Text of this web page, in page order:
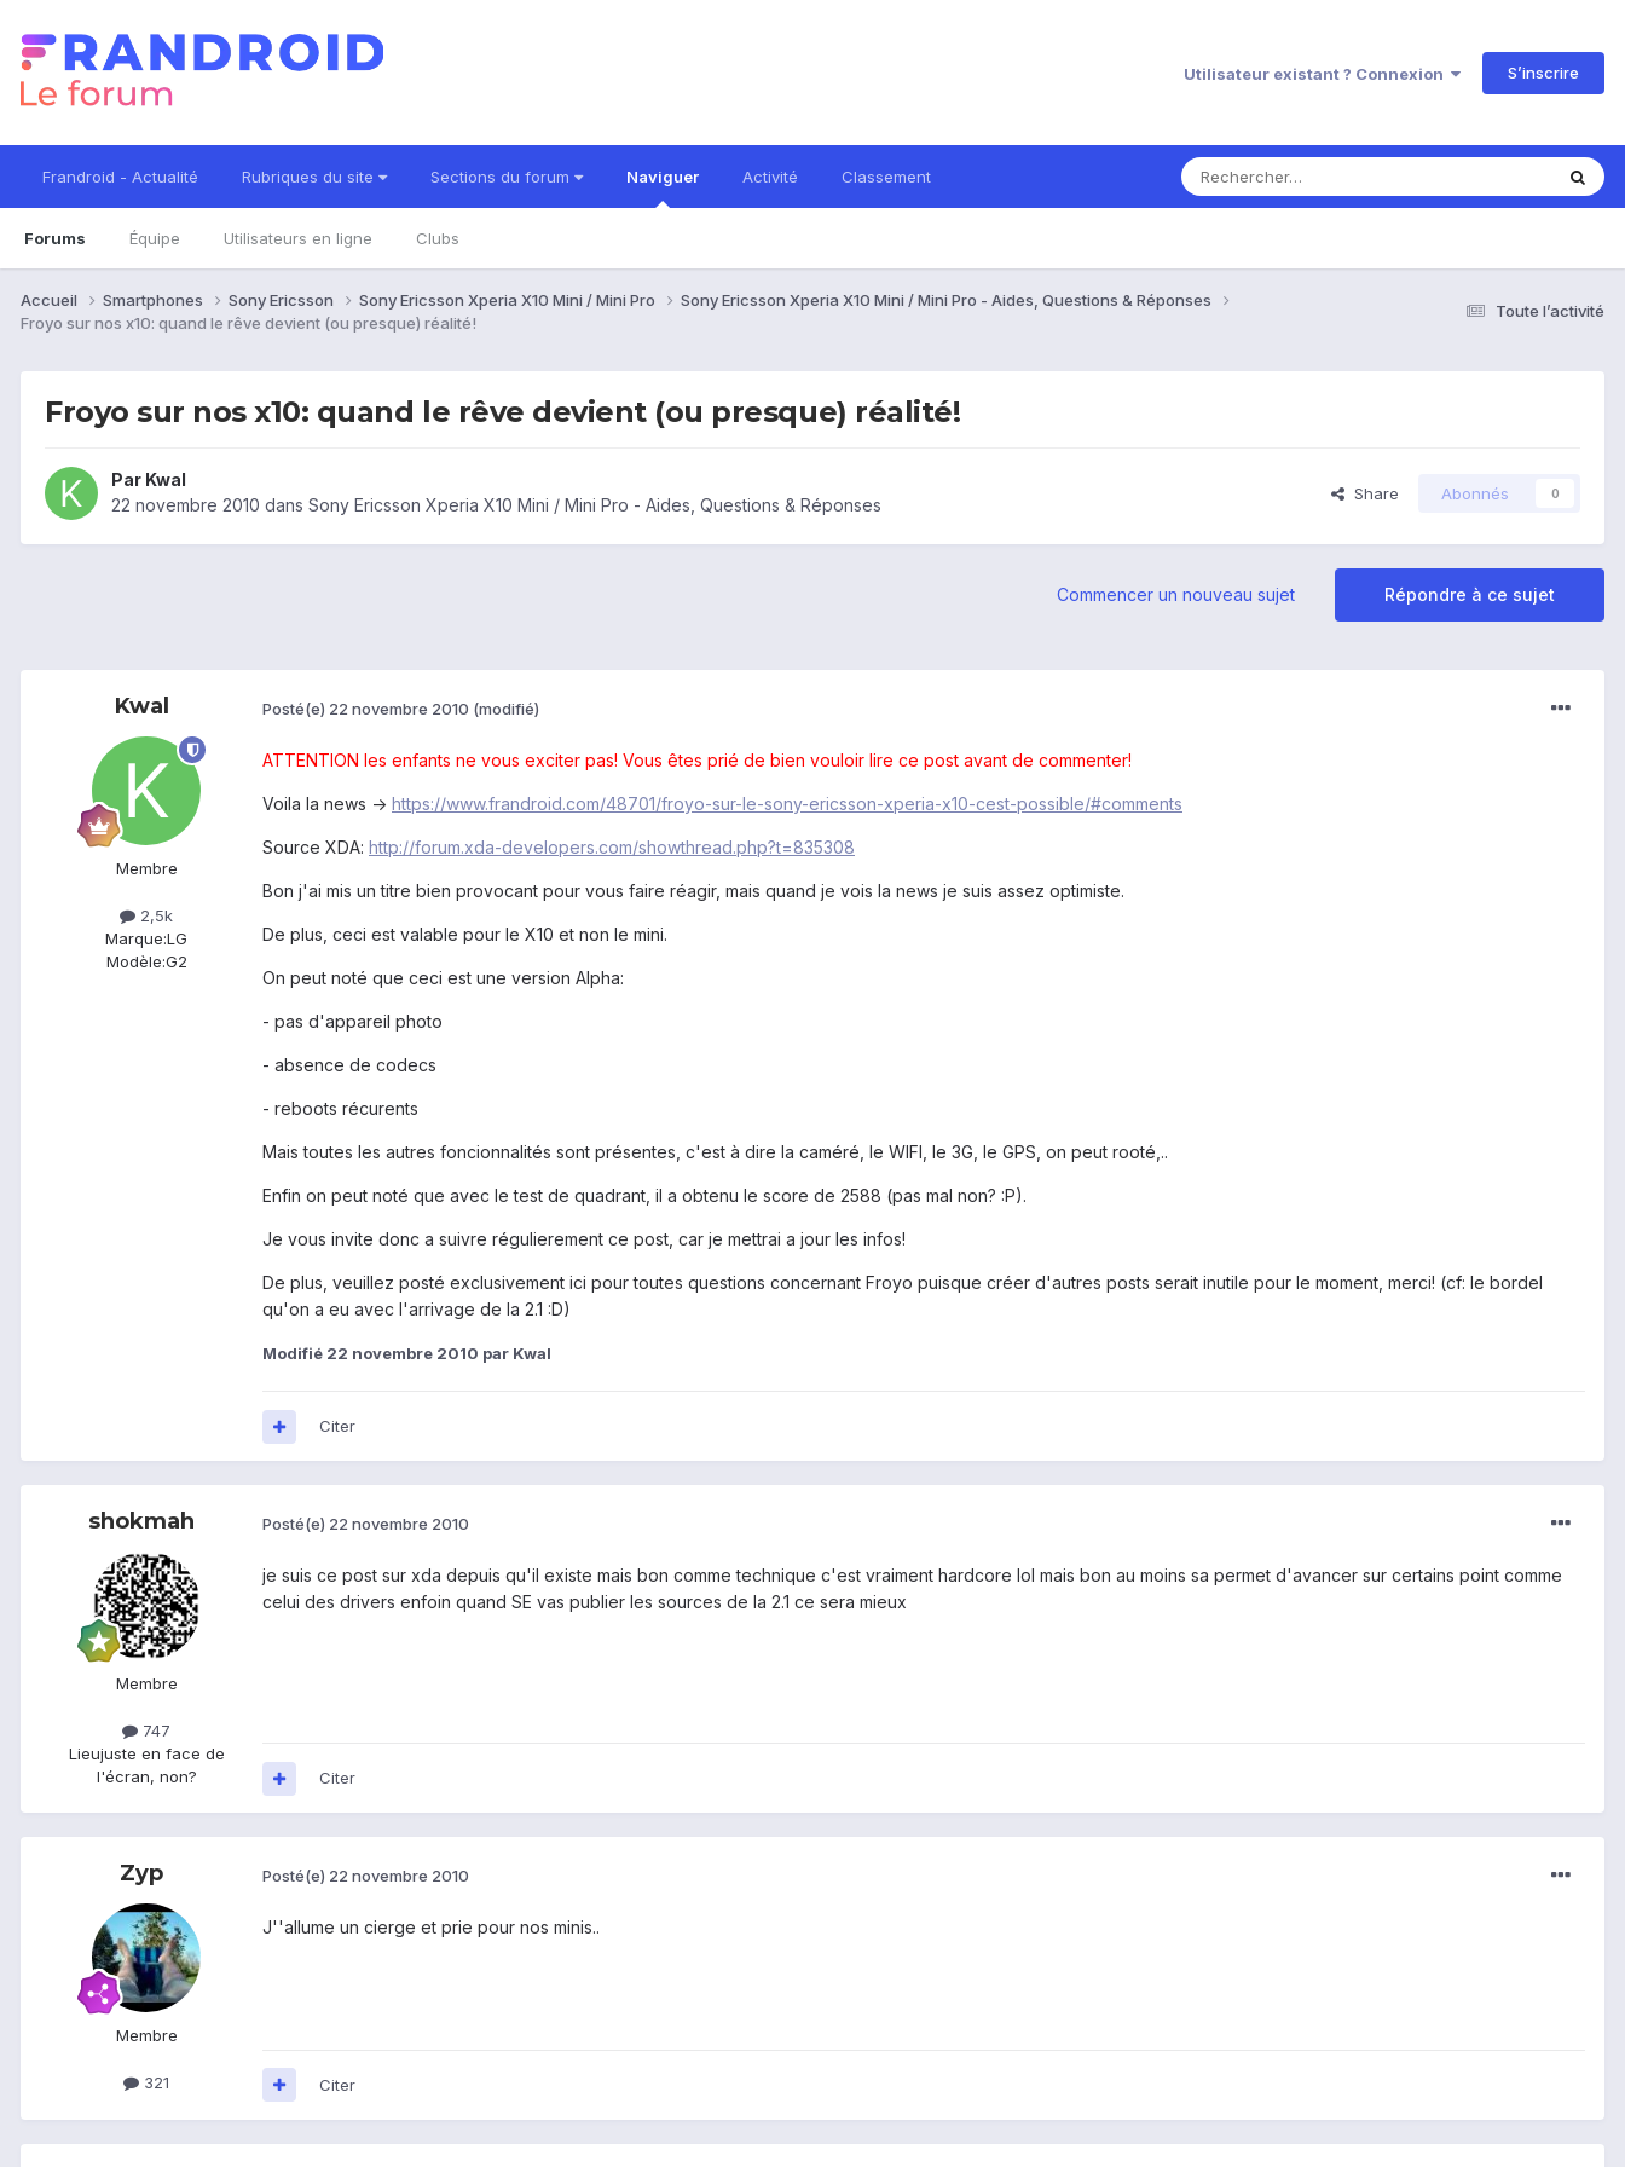
Utilisateur existant ? Connexion S’inscrire
Frandroid - Actualité Rubriques du site Sections du forum Naviguer
Forums Équipe Utilisateurs en ligne Clubs
Activité Classement
Toute l’activité
Accueil Smartphones Sony Ericsson Sony Ericsson Xperia X10 Mini / Mini Pro
Sony Ericsson Xperia X10 Mini / Mini Pro - Aides, Questions & Réponses
Froyo sur nos x10: quand le rêve devient (ou presque) réalité!
Froyo sur nos x10: quand le rêve devient (ou presque) réalité!
Par Kwal
22 novembre 2010 dans Sony Ericsson Xperia X10 Mini / Mini Pro - Aides, Questions & Réponses
Share Abonnés 0
Répondre à ce sujet
Commencer un nouveau sujet
Kwal
Membre
2,5k
Marque:LG
Modèle:G2
Posté(e) 22 novembre 2010 (modifié)
ATTENTION les enfants ne vous exciter pas! Vous êtes prié de bien vouloir lire ce post avant de commenter!
Voila la news -> https://www.frandroid.com/48701/froyo-sur-le-sony-ericsson-xperia-x10-cest-possible/#comments
Source XDA: http://forum.xda-developers.com/showthread.php?t=835308
Bon j'ai mis un titre bien provocant pour vous faire réagir, mais quand je vois la news je suis assez optimiste.
De plus, ceci est valable pour le X10 et non le mini.
On peut noté que ceci est une version Alpha:
- pas d'appareil photo
- absence de codecs
- reboots récurents
Mais toutes les autres foncionnalités sont présentes, c'est à dire la caméré, le WIFI, le 3G, le GPS, on peut rooté,..
Enfin on peut noté que avec le test de quadrant, il a obtenu le score de 2588 (pas mal non? :P).
Je vous invite donc a suivre régulierement ce post, car je mettrai a jour les infos!
De plus, veuillez posté exclusivement ici pour toutes questions concernant Froyo puisque créer d'autres posts serait inutile pour le moment, merci! (cf: le bordel
qu'on a eu avec l'arrivage de la 2.1 :D)
Modifié 22 novembre 2010 par Kwal
Citer
shokmah
Membre
747
Lieujuste en face de
l'écran, non?
Posté(e) 22 novembre 2010
je suis ce post sur xda depuis qu'il existe mais bon comme technique c'est vraiment hardcore lol mais bon au moins sa permet d'avancer sur certains point comme
celui des drivers enfoin quand SE vas publier les sources de la 2.1 ce sera mieux
Citer
Zyp
Membre
321
Posté(e) 22 novembre 2010
J''allume un cierge et prie pour nos minis..
Citer